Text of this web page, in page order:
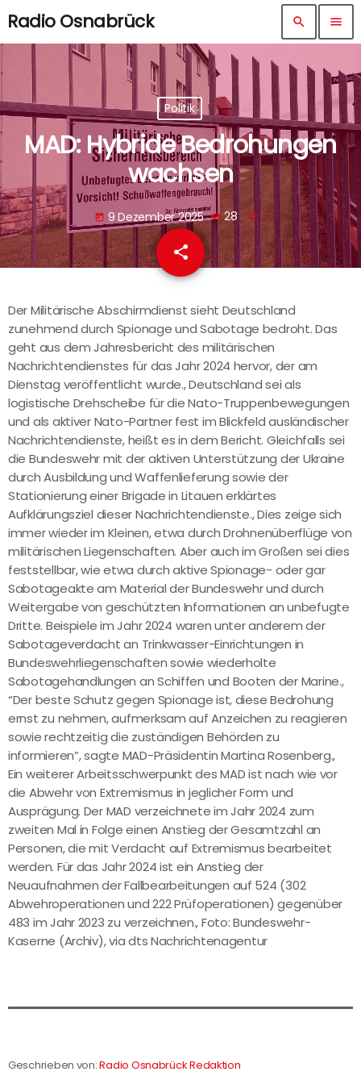
Radio Osnabrück search menu
Politik
MAD: Hybride Bedrohungen
wachsen
today 9 Dezember 2025 28
share
email
Der Militärische Abschirmdienst sieht Deutschland
zunehmend durch Spionage und Sabotage bedroht. Das
geht aus dem Jahresbericht des militärischen
Nachrichtendienstes für das Jahr 2024 hervor, der am
Dienstag veröffentlicht wurde., Deutschland sei als
logistische Drehscheibe für die Nato-Truppenbewegungen
und als aktiver Nato-Partner fest im Blickfeld ausländischer
Nachrichtendienste, heißt es in dem Bericht. Gleichfalls sei
die Bundeswehr mit der aktiven Unterstützung der Ukraine
durch Ausbildung und Waffenlieferung sowie der
Stationierung einer Brigade in Litauen erklärtes
Aufklärungsziel dieser Nachrichtendienste., Dies zeige sich
immer wieder im Kleinen, etwa durch Drohnenüberflüge von
militärischen Liegenschaften. Aber auch im Großen sei dies
feststellbar, wie etwa durch aktive Spionage- oder gar
Sabotageakte am Material der Bundeswehr und durch
Weitergabe von geschützten Informationen an unbefugte
Dritte. Beispiele im Jahr 2024 waren unter anderem der
Sabotageverdacht an Trinkwasser-Einrichtungen in
Bundeswehrliegenschaften sowie wiederholte
Sabotagehandlungen an Schiffen und Booten der Marine.,
“Der beste Schutz gegen Spionage ist, diese Bedrohung
ernst zu nehmen, aufmerksam auf Anzeichen zu reagieren
sowie rechtzeitig die zuständigen Behörden zu
informieren”, sagte MAD-Präsidentin Martina Rosenberg.,
Ein weiterer Arbeitsschwerpunkt des MAD ist nach wie vor
die Abwehr von Extremismus in jeglicher Form und
Ausprägung. Der MAD verzeichnete im Jahr 2024 zum
zweiten Mal in Folge einen Anstieg der Gesamtzahl an
Personen, die mit Verdacht auf Extremismus bearbeitet
werden. Für das Jahr 2024 ist ein Anstieg der
Neuaufnahmen der Fallbearbeitungen auf 524 (302
Abwehroperationen und 222 Prüfoperationen) gegenüber
483 im Jahr 2023 zu verzeichnen., Foto: Bundeswehr-
Kaserne (Archiv), via dts Nachrichtenagentur
Geschrieben von:Radio Osnabrück Redaktion